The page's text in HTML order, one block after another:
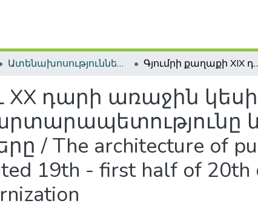
Ատենախոսություններ և սեղմագրեր / Theses & Abstracts Գյումրի քաղաքի XIX դարի և XX դարի առաջին կեսի հասարակական շենքերի ճարտարապետությունը և
XX դարի առաջին կեսի
The architecture of
19th - first half of 20th